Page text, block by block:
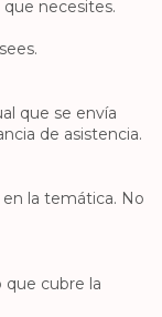
necesites.
que se envía
de asistencia.
la temática. No
que cubre la